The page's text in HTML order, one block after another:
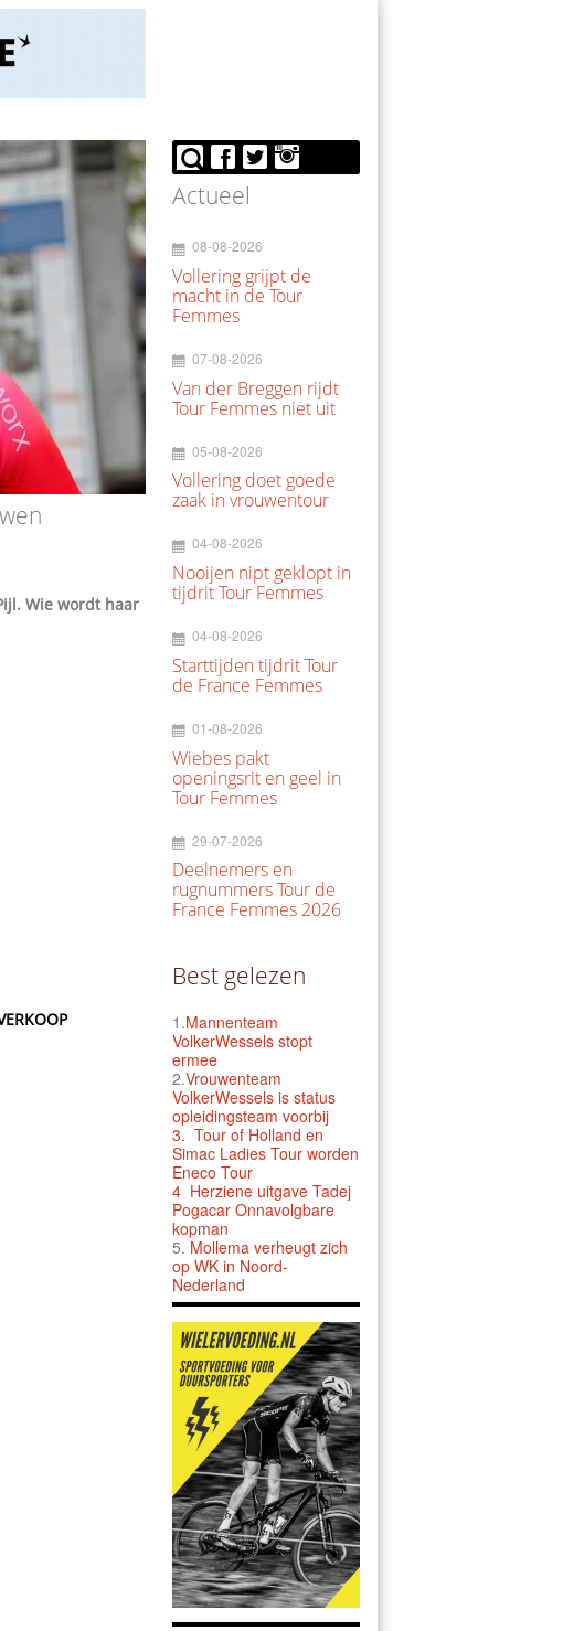
Wie wordt haar
Actueel
08-08-2026
Vollering grijpt de
macht in de Tour
Femmes
07-08-2026
Van der Breggen rijdt
Tour Femmes niet uit
05-08-2026
Vollering doet goede
zaak in vrouwentour
04-08-2026
Nooijen nipt geklopt in
tijdrit Tour Femmes
04-08-2026
Starttijden tijdrit Tour
de France Femmes
01-08-2026
Wiebes pakt
openingsrit en geel in
Tour Femmes
29-07-2026
Deelnemers en
rugnummers Tour de
France Femmes 2026
Best gelezen
1.Mannenteam
VolkerWessels stopt
ermee
2.Vrouwenteam
VolkerWessels is status
opleidingsteam voorbij
3. Tour of Holland en
Simac Ladies Tour worden
Eneco Tour
4 Herziene uitgave Tadej
Pogacar Onnavolgbare
kopman
5. Mollema verheugt zich
op WK in Noord-
Nederland